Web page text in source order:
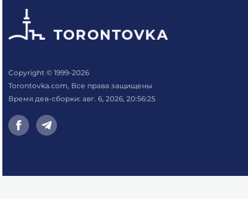
Copyright © 1999-2026
Torontovka.com, Все права защищены
Время дев-сборки: авг. 6, 2026, 20:56:25